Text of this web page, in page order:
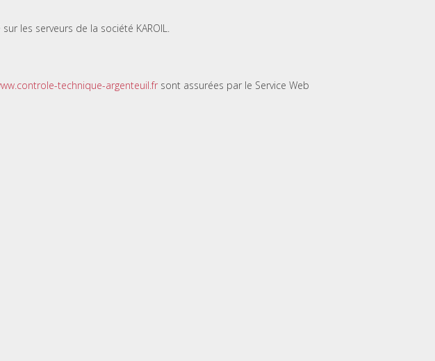
les serveurs de la société KAROIL.
technique-argenteuil.fr sont assurées par le Service Web